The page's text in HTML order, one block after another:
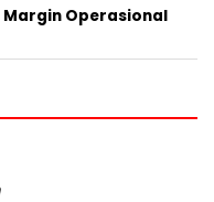
Margin Operasional